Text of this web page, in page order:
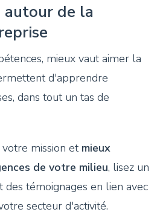
autour de la
mieux vaut aimer la
d'apprendre
dans tout un tas de
mission et mieux
de votre milieu, lisez un
témoignages en lien avec
secteur d'activité.